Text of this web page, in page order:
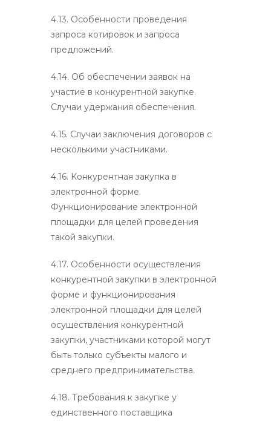
4.13. Особенности проведения
запроса котировок и запроса
предложений.
4.14. Об обеспечении заявок на
участие в конкурентной закупке.
Случаи удержания обеспечения.
4.15. Случаи заключения договоров с
несколькими участниками.
4.16. Конкурентная закупка в
электронной форме.
Функционирование электронной
площадки для целей проведения
такой закупки.
4.17. Особенности осуществления
конкурентной закупки в электронной
форме и функционирования
электронной площадки для целей
осуществления конкурентной
закупки, участниками которой могут
быть только субъекты малого и
среднего предпринимательства.
4.18. Требования к закупке у
единственного поставщика